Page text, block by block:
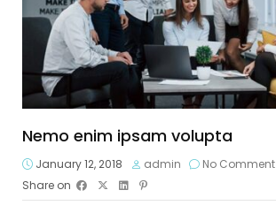
Nemo enim ipsam volupta
January 12, 2018 admin No Comment
Share on